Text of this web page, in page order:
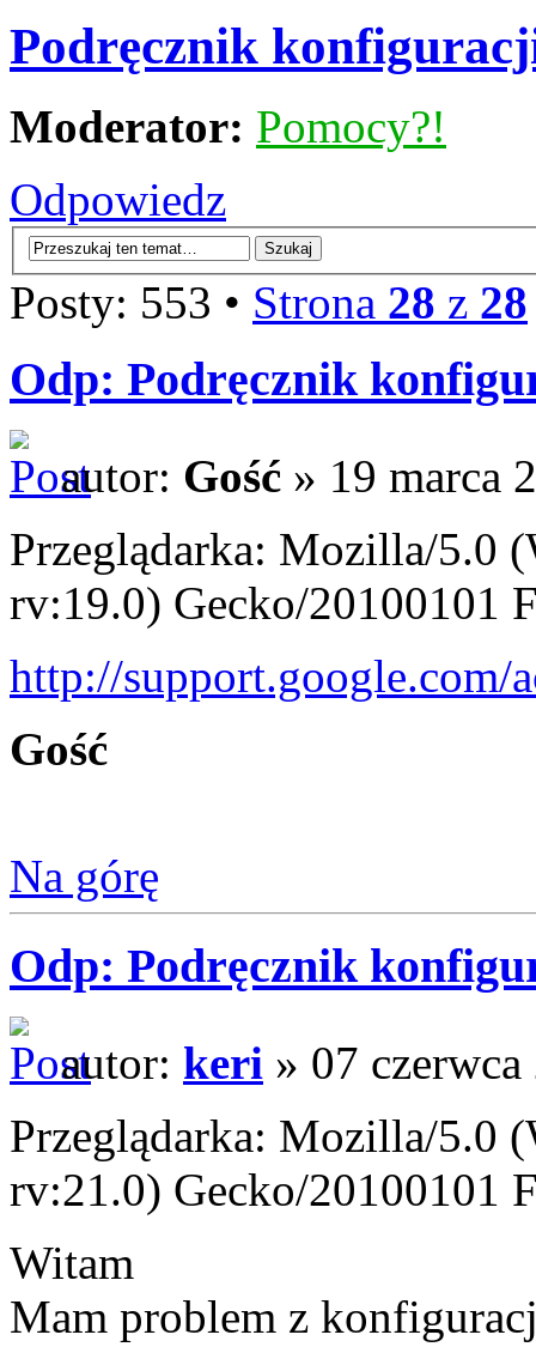
Podręcznik
Moderator: Pomocy?!
Odpowiedz
Posty: 553 • Strona 28 z 28
Odp: Podręcznik
autor: Gość » 19 marca
Przeglądarka: Mozilla/5.0
rv:19.0) Gecko/20100101
http://support.google.com/
Gość
Na górę
Odp: Podręcznik
autor: keri » 07
Przeglądarka: Mozilla/5.0
rv:21.0) Gecko/20100101
Witam
Mam problem z